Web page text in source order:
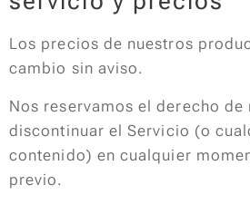
Los precios de nuestros
cambio sin aviso.
Nos reservamos el derecho
discontinuar el Servicio (o
contenido) en cualquier
previo.